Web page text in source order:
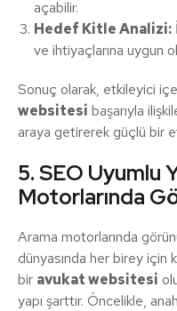
açabilir.
Hedef Kitle Analizi:
ve ihtiyaçlarına uygun
Sonuç olarak, etkileyici
websitesi başarıyla
araya getirerek güçlü bir
5. SEO Uyumlu
Motorlarında
Arama motorlarında
dünyasında her birey için
bir avukat websitesi
yapı şarttır. Öncelikle,